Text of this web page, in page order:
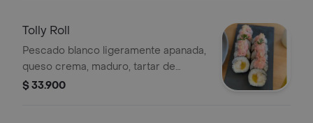
Tolly Roll
Pescado blanco ligeramente apanada,
queso crema, maduro, tartar de
rabano encurtido y jengibre
$ 33.900